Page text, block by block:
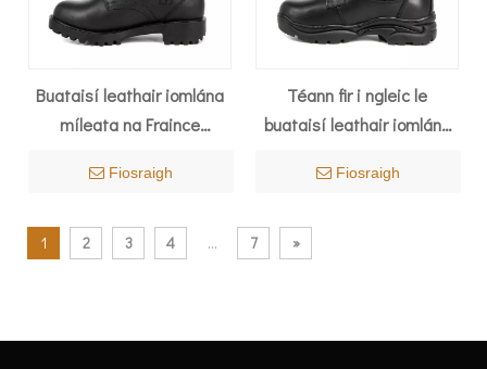
Buataisí leathair iomlána
míleata na Fraince
Fiosraigh
Téann fir i ngleic le
buataisí leathair iomlána
Fiosraigh
1 2 3 4 ... 7 »